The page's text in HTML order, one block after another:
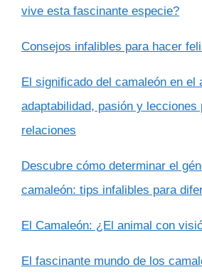
vive esta fascinante especie?
Consejos infalibles para hacer
El significado del camaleón en el
adaptabilidad, pasión y lecciones
relaciones
Descubre cómo determinar el
camaleón: tips infalibles para
El Camaleón: ¿El animal con
El fascinante mundo de los